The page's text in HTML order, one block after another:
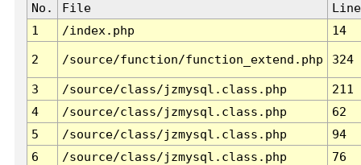
No. File
Line
1
/index.php 14
2 /source/function/function_extend.php 324
3 /source/class/jzmysql.class.php
211
4
/source/class/jzmysql.class.php
62
5
/source/class/jzmysql.class.php
94
6
/source/class/jzmysql.class.php 76